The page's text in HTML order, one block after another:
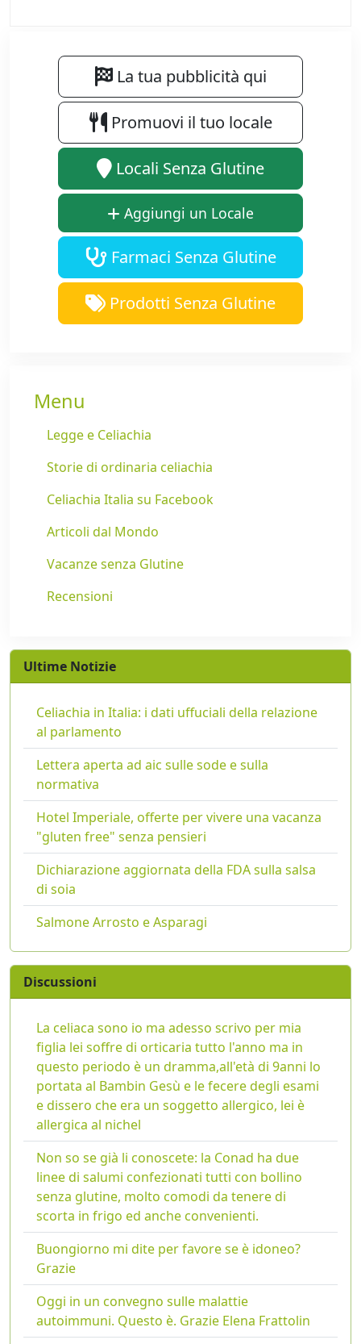
La tua pubblicità qui
Promuovi il tuo locale
Locali Senza Glutine
Aggiungi un Locale
Farmaci Senza Glutine
Prodotti Senza Glutine
Menu
Legge e Celiachia
Storie di ordinaria celiachia
Celiachia Italia su Facebook
Articoli dal Mondo
Vacanze senza Glutine
Recensioni
Ultime Notizie
Celiachia in Italia: i dati uffuciali della relazione
al parlamento
Lettera aperta ad aic sulle sode e sulla
normativa
Hotel Imperiale, offerte per vivere una vacanza
"gluten free" senza pensieri
Dichiarazione aggiornata della FDA sulla salsa
di soia
Salmone Arrosto e Asparagi
Discussioni
La celiaca sono io ma adesso scrivo per mia
figlia lei soffre di orticaria tutto l'anno ma in
questo periodo è un dramma,all'età di 9anni lo
portata al Bambin Gesù e le fecere degli esami
e dissero che era un soggetto allergico, lei è
allergica al nichel
Non so se già li conoscete: la Conad ha due
linee di salumi confezionati tutti con bollino
senza glutine, molto comodi da tenere di
scorta in frigo ed anche convenienti.
Buongiorno mi dite per favore se è idoneo?
Grazie
Oggi in un convegno sulle malattie
autoimmuni. Questo è. Grazie Elena Frattolin